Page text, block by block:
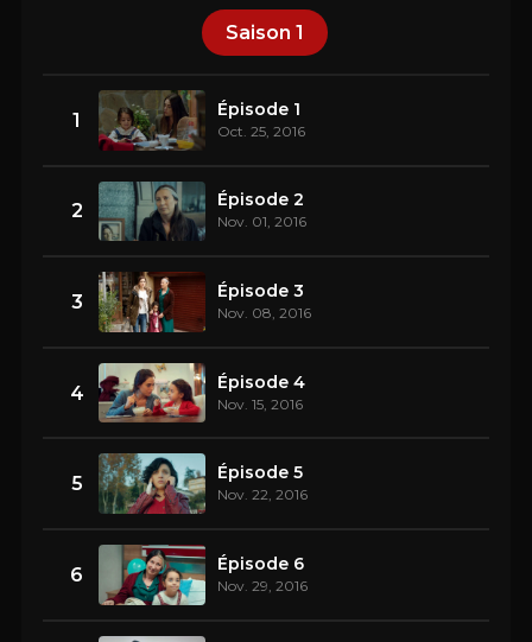
Saison 1
1 Épisode 1
Oct. 25, 2016
2 Épisode 2
Nov. 01, 2016
3 Épisode 3
Nov. 08, 2016
4 Épisode 4
Nov. 15, 2016
5 Épisode 5
Nov. 22, 2016
6 Épisode 6
Nov. 29, 2016